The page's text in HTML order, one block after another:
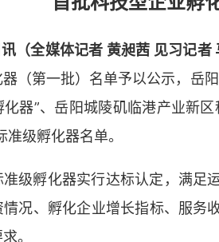
（全媒体记者 黄昶茜 见习记者
（第一批）名单予以公示，岳
器”、岳阳城陵矶临港产业新
级孵化器名单。
级孵化器实行达标认定，满足
况、孵化企业增长指标、服务
。